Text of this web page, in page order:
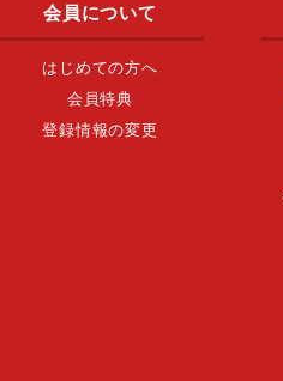
会員について
はじめての方へ
会員特典
登録情報の変更